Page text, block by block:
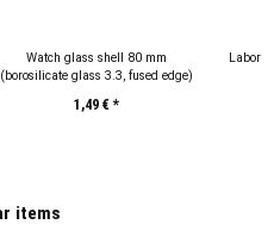
Watch glass shell 80 mm
(borosilicate glass 3.3, fused edge)
1,49 €*
items